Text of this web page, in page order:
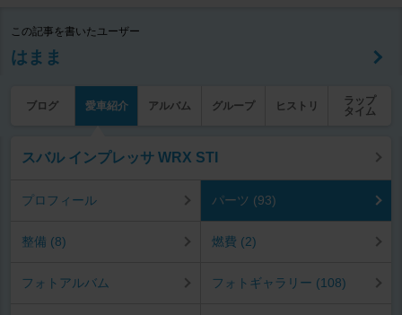
この記事を書いたユーザー
はまま
ブログ 愛車紹介 アルバム グループ ヒストリ
ラップ
タイム
スバル インプレッサ WRX STI
プロフィール パーツ (93)
整備 (8) 燃費 (2)
フォトアルバム フォトギャラリー (108)